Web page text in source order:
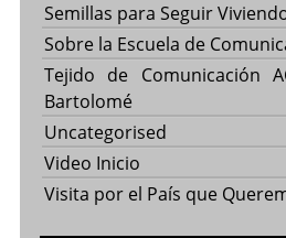
Semillas para Seguir
Sobre la Escuela de
Tejido de Comunicación
Bartolomé
Uncategorised
Video Inicio
Visita por el País que